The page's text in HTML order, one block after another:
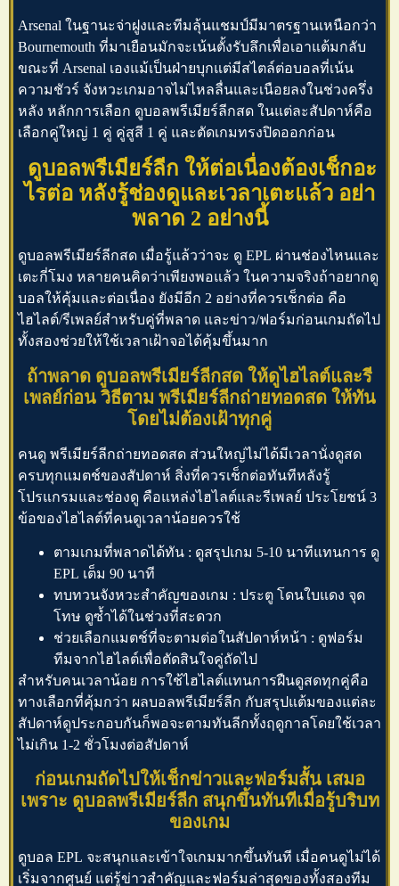
Arsenal ในฐานะจ่าฝูงและทีมลุ้นแชมป์มีมาตรฐานเหนือกว่า
Bournemouth ที่มาเยือนมักจะเน้นตั้งรับลึกเพื่อเอาแต้มกลับ
ขณะที่ Arsenal เองแม้เป็นฝ่ายบุกแต่มีสไตล์ต่อบอลที่เน้น
ความชัวร์ จังหวะเกมอาจไม่ไหลลื่นและเนือยลงในช่วงครึ่ง
หลัง หลักการเลือก ดูบอลพรีเมียร์ลีกสด ในแต่ละสัปดาห์คือ
เลือกคู่ใหญ่ 1 คู่ คู่สูสี 1 คู่ และตัดเกมทรงปิดออกก่อน
ดูบอลพรีเมียร์ลีก ให้ต่อเนื่องต้องเช็กอะ
ไรต่อ หลังรู้ช่องดูและเวลาเตะแล้ว อย่า
พลาด 2 อย่างนี้
ดูบอลพรีเมียร์ลีกสด เมื่อรู้แล้วว่าจะ ดู EPL ผ่านช่องไหนและ
เตะกี่โมง หลายคนคิดว่าเพียงพอแล้ว ในความจริงถ้าอยากดู
บอลให้คุ้มและต่อเนื่อง ยังมีอีก 2 อย่างที่ควรเช็กต่อ คือ
ไฮไลต์/รีเพลย์สำหรับคู่ที่พลาด และข่าว/ฟอร์มก่อนเกมถัดไป
ทั้งสองช่วยให้ใช้เวลาเฝ้าจอได้คุ้มขึ้นมาก
ถ้าพลาด ดูบอลพรีเมียร์ลีกสด ให้ดูไฮไลต์และรี
เพลย์ก่อน วิธีตาม พรีเมียร์ลีกถ่ายทอดสด ให้ทัน
โดยไม่ต้องเฝ้าทุกคู่
คนดู พรีเมียร์ลีกถ่ายทอดสด ส่วนใหญ่ไม่ได้มีเวลานั่งดูสด
ครบทุกแมตช์ของสัปดาห์ สิ่งที่ควรเช็กต่อทันทีหลังรู้
โปรแกรมและช่องดู คือแหล่งไฮไลต์และรีเพลย์ ประโยชน์ 3
ข้อของไฮไลต์ที่คนดูเวลาน้อยควรใช้
ตามเกมที่พลาดได้ทัน : ดูสรุปเกม 5-10 นาทีแทนการ ดู
EPL เต็ม 90 นาที
ทบทวนจังหวะสำคัญของเกม : ประตู โดนใบแดง จุด
โทษ ดูซ้ำได้ในช่วงที่สะดวก
ช่วยเลือกแมตช์ที่จะตามต่อในสัปดาห์หน้า : ดูฟอร์ม
ทีมจากไฮไลต์เพื่อตัดสินใจคู่ถัดไป
สำหรับคนเวลาน้อย การใช้ไฮไลต์แทนการฝืนดูสดทุกคู่คือ
ทางเลือกที่คุ้มกว่า ผลบอลพรีเมียร์ลีก กับสรุปแต้มของแต่ละ
สัปดาห์ดูประกอบกันก็พอจะตามทันลีกทั้งฤดูกาลโดยใช้เวลา
ไม่เกิน 1-2 ชั่วโมงต่อสัปดาห์
ก่อนเกมถัดไปให้เช็กข่าวและฟอร์มสั้น เสมอ
เพราะ ดูบอลพรีเมียร์ลีก สนุกขึ้นทันทีเมื่อรู้บริบท
ของเกม
ดูบอล EPL จะสนุกและเข้าใจเกมมากขึ้นทันที เมื่อคนดูไม่ได้
เริ่มจากศูนย์ แต่รู้ข่าวสำคัญและฟอร์มล่าสุดของทั้งสองทีม